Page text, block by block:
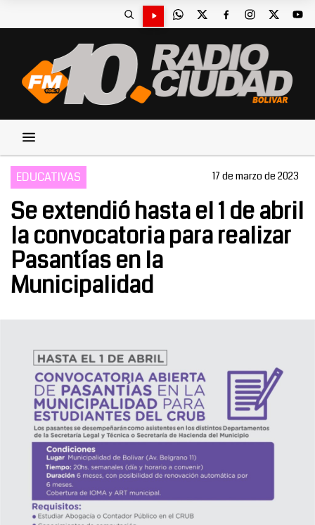
EDUCATIVAS 17 de marzo de 2023
Se extendió hasta el 1 de abril
la convocatoria para realizar
Pasantías en la
Municipalidad